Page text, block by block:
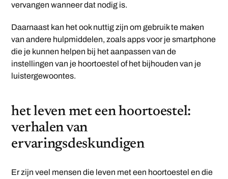
vervangen wanneer dat nodig is.
Daarnaast kan het ook nuttig zijn om gebruik te maken
van andere hulpmiddelen, zoals apps voor je smartphone
die je kunnen helpen bij het aanpassen van de
instellingen van je hoortoestel of het bijhouden van je
luistergewoontes.
het leven met een hoortoestel:
verhalen van
ervaringsdeskundigen
Er zijn veel mensen die leven met een hoortoestel en die